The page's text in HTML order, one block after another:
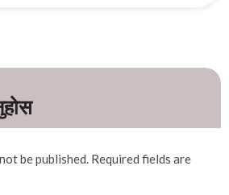
be published. Required fields are